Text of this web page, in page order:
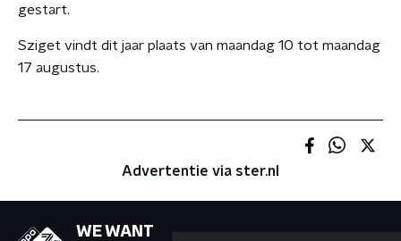
gestart.
Sziget vindt dit jaar plaats van maandag 10 tot maandag
17 augustus.
Advertentie via ster.nl
WE WANT